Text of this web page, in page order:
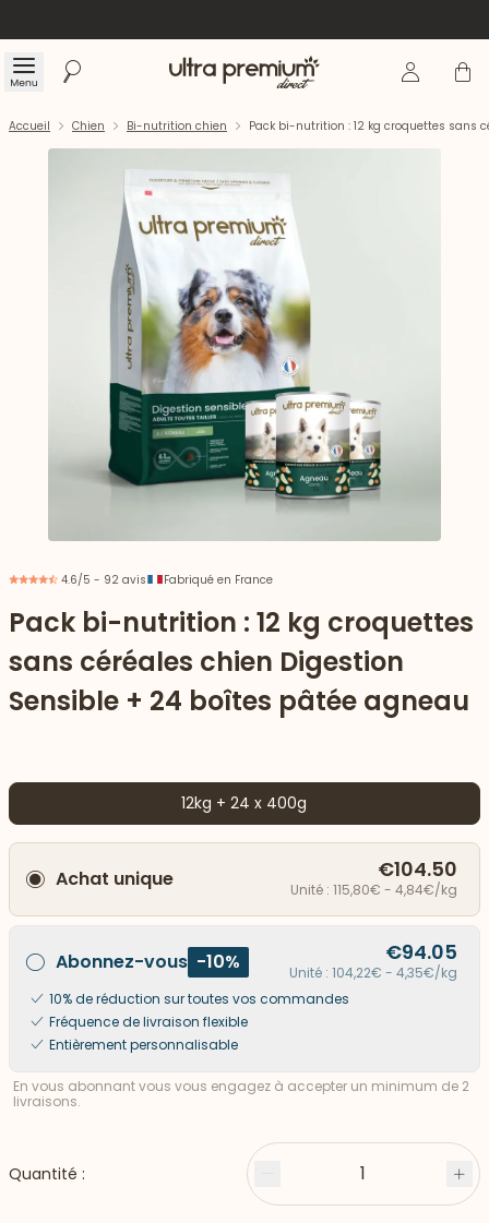
Menu Rechercher Accueil Se Panier
vers le bas
Accueil Chien Bi-nutrition chien Pack bi-nutrition : 12 kg croquettes sans
4.6/5 - 92 avis Fabriqué en France
Pack bi-nutrition : 12 kg croquettes
sans céréales chien Digestion
Sensible + 24 boîtes pâtée agneau
12kg + 24 x 400g
Achat unique €104.50
Unité : 115,80€ - 4,84€/kg
Abonnez-vous -10% €94.05
Unité : 104,22€ - 4,35€/kg
10% de réduction sur toutes vos commandes
Fréquence de livraison flexible
Entièrement personnalisable
En vous abonnant vous vous engagez à accepter un minimum de 2
livraisons.
Quantité : Moins 1